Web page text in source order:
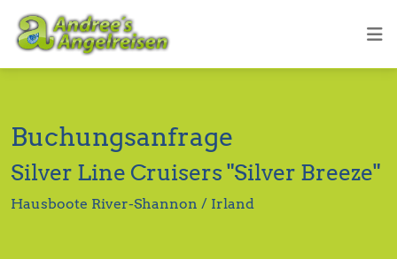
Buchungsanfrage
Silver Line Cruisers "Silver Breeze"
Hausboote River-Shannon / Irland